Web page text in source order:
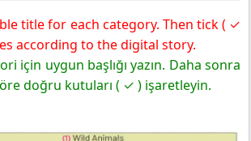
title for each category. Then tick ( ✓
according to the digital story.
için uygun başlığı yazın. Daha sonra
doğru kutuları ( ✓ ) işaretleyin.